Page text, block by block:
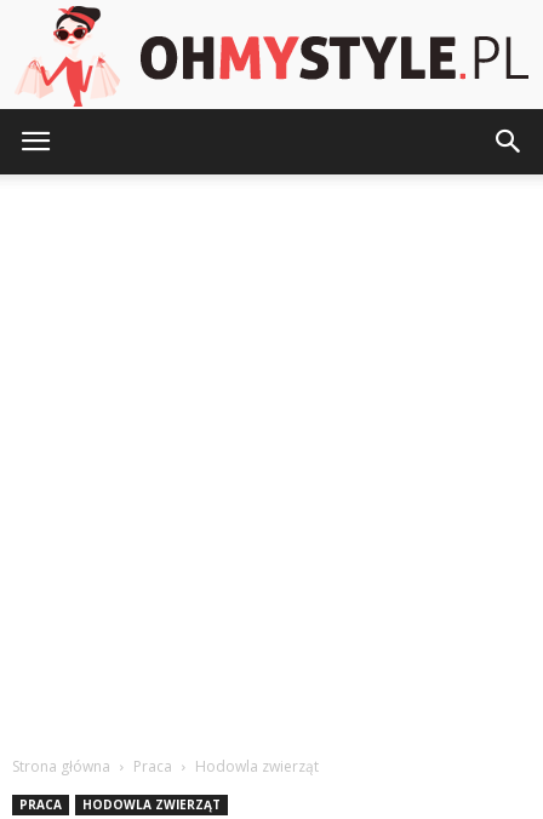
Strona główna Praca Hodowla zwierząt
PRACA HODOWLA ZWIERZĄT